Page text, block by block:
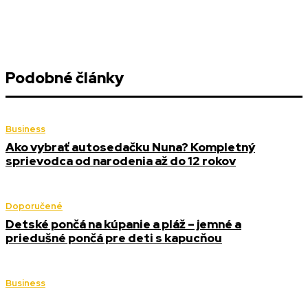
Podobné články
Business
Ako vybrať autosedačku Nuna? Kompletný
sprievodca od narodenia až do 12 rokov
Doporučené
Detské pončá na kúpanie a pláž – jemné a
priedušné pončá pre deti s kapucňou
Business